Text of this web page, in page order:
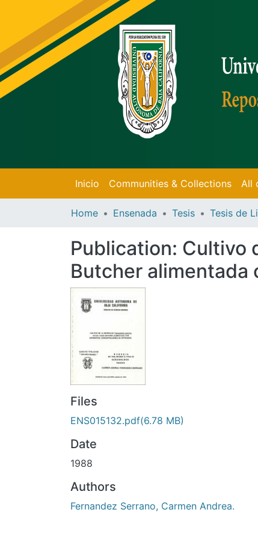
Inicio Communities & Collections All
Home Ensenada Tesis
Publication: Cultivo
Butcher
Files
ENS015132.pdf(6.78 MB)
Date
1988
Authors
Fernandez Serrano, Carmen Andrea.